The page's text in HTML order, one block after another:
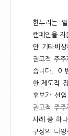
한누리는
캠페인을 자
안 기타비
권고적 주
습니다. 이
한 제도적
후보가 선
권고적 주
사례 중 하
구성의 다